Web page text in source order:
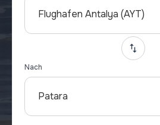
Flughafen Antalya (AYT)
Nach
Patara